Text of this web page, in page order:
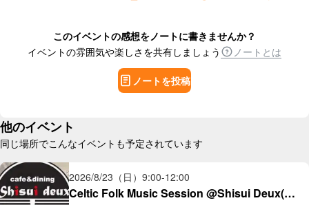
このイベントの感想をノートに書きませんか？
イベントの雰囲気や楽しさを共有しましょう
ノートとは
ノートを投稿
他のイベント
同じ場所でこんなイベントも予定されています
2026/8/23（日） 9:00-12:00
Celtic Folk Music Session @Shisui Deux(大